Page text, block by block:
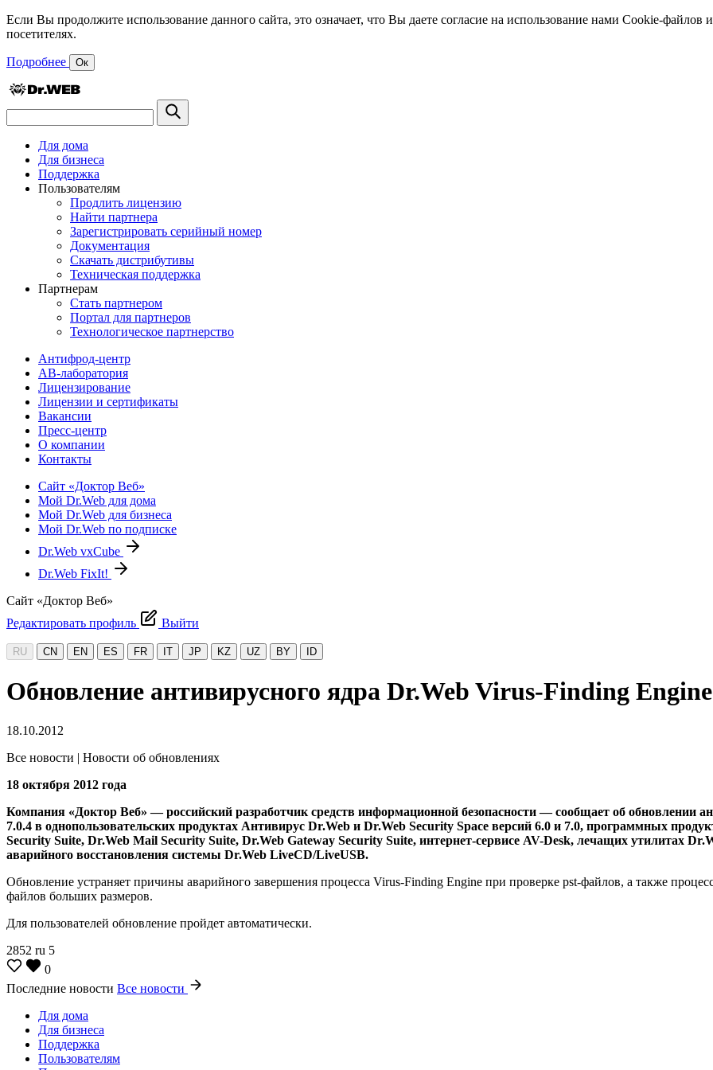
Если Вы продолжите использование данного сайта, это означает, что Вы даете согласие на использование нами Cookie-
посетителях.
Подробнее Ок
Для дома
Для бизнеса
Поддержка
Пользователям
Продлить лицензию
Найти партнера
Зарегистрировать серийный номер
Документация
Скачать дистрибутивы
Техническая поддержка
Партнерам
Стать партнером
Портал для партнеров
Технологическое партнерство
Антифрод-центр
АВ-лаборатория
Лицензирование
Лицензии и сертификаты
Вакансии
Пресс-центр
О компании
Контакты
Сайт «Доктор Веб»
Мой Dr.Web для дома
Мой Dr.Web для бизнеса
Мой Dr.Web по подписке
Dr.Web vxCube
Dr.Web FixIt!
Сайт «Доктор Веб»
Редактировать профиль
Выйти
RU CN EN ES FR IT JP KZ UZ BY ID
Обновление антивирусного ядра Dr.Web Virus-Finding
18.10.2012
Все новости | Новости об обновлениях
18 октября 2012 года
Компания «Доктор Веб» — российский разработчик средств информационной безопасности — сообщает об обновлении
7.0.4 в однопользовательских продуктах Антивирус Dr.Web и Dr.Web Security Space версий 6.0 и 7.0, программных
Security Suite, Dr.Web Mail Security Suite, Dr.Web Gateway Security Suite, интернет-сервисе AV-Desk, лечащих утилитах
аварийного восстановления системы Dr.Web LiveCD/LiveUSB.
Обновление устраняет причины аварийного завершения процесса Virus-Finding Engine при проверке pst-файлов, а также
файлов больших размеров.
Для пользователей обновление пройдет автоматически.
2852 ru 5
0
Последние новости Все новости
Для дома
Для бизнеса
Поддержка
Пользователям